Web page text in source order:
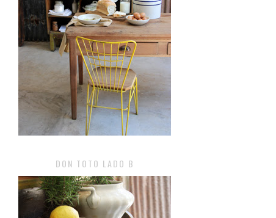
DON TOTO LADO B